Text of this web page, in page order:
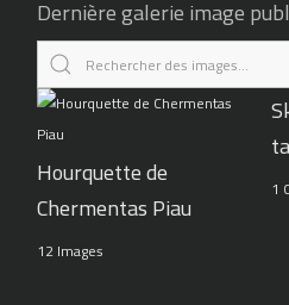
Dernière galerie image
Hourquette de
Chermentas Piau
12 Images
1